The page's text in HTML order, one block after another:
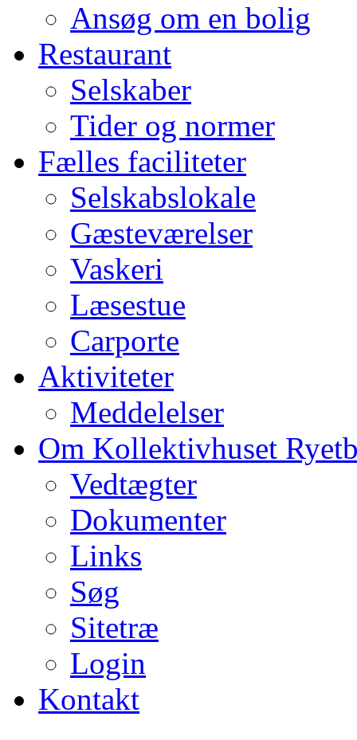
Ansøg om en bolig
Restaurant
Selskaber
Tider og normer
Fælles faciliteter
Selskabslokale
Gæsteværelser
Vaskeri
Læsestue
Carporte
Aktiviteter
Meddelelser
Om Kollektivhuset
Vedtægter
Dokumenter
Links
Søg
Sitetræ
Login
Kontakt